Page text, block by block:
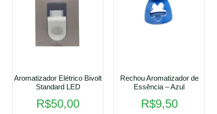
Aromatizador Elétrico Bivolt
Standard LED
R$50,00
Rechou Aromatizador de
Essência – Azul
R$9,50